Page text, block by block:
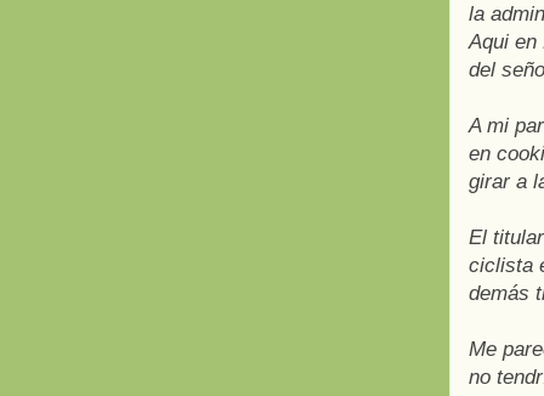
la
Aqui en
del
A mi
en
girar a
El
ciclista
demás
Me
no